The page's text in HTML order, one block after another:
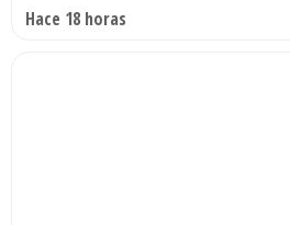
Hace 18 horas